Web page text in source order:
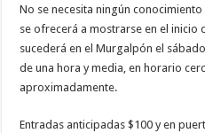
No se necesita ningún
se ofrecerá a mostrarse en el inicio
sucederá en el Murgalpón el
de una hora y media, en horario
aproximadamente.
Entradas anticipadas $100 y en